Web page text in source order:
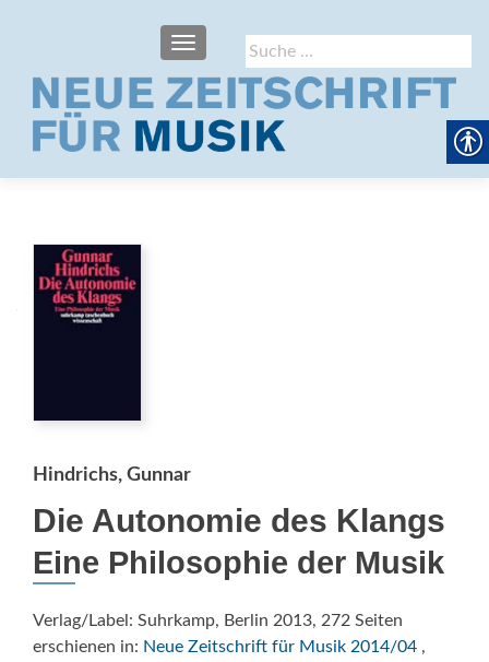
Suche
nach:
SCHALTE NAVIGATION
Hindrichs, Gunnar
Die Autonomie des Klangs
Eine Philosophie der Musik
Verlag/Label: Suhrkamp, Berlin 2013, 272 Seiten
erschienen in: Neue Zeitschrift für Musik 2014/04 ,